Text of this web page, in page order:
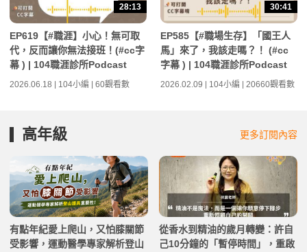
28:13
EP619【#職涯】小心！無可取
代，反而讓你無法接班！(#cc字
幕 ) | 104職涯診所Podcast
2026.06.18 | 104小編 | 60觀看數
30:41
EP585【#職場生存】「國王人
馬」來了，我該走嗎？！ (#cc
字幕 ) | 104職涯診所Podcast
2026.02.09 | 104小編 | 20660觀看數
高年級 更多訂閱內容
有點年紀愛上爬山，又怕膝關節
受影響，運動醫學專家解析登山
從香水到精油的歲月轉變：許自
己10分鐘的「暫停時間」，重啟